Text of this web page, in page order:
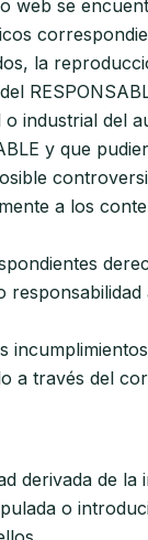
se
la
industrial del
y que
a los
a través del
derivada de
o